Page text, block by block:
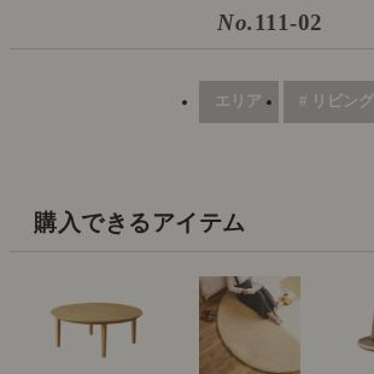
No.111-02
エリア # リビング
購入できるアイテム